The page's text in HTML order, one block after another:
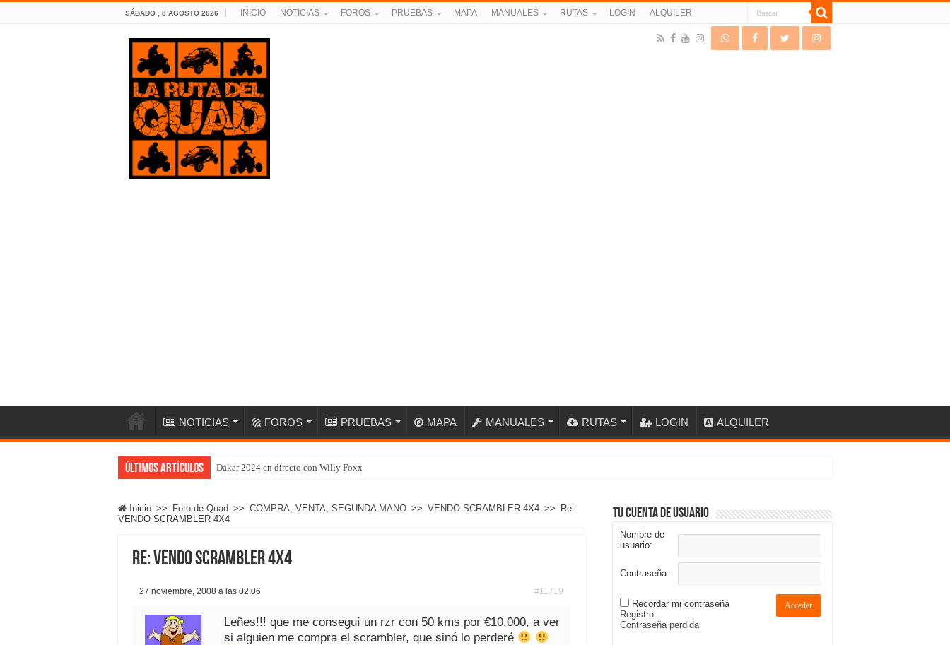
SÁBADO , 8 AGOSTO 2026 INICIO NOTICIAS FOROS PRUEBAS MAPA MANUALES RUTAS LOGIN ALQUILER
NOTICIAS FOROS PRUEBAS MAPA MANUALES RUTAS LOGIN ALQUILER
Últimos artículos Dakar 2024 en directo con Willy Foxx
Inicio >> Foro de Quad >> COMPRA, VENTA, SEGUNDA MANO >> VENDO SCRAMBLER 4X4 >>
Re:
VENDO SCRAMBLER 4X4
Re: VENDO SCRAMBLER 4X4
27 noviembre, 2008 a las 02:06 #11719
Leñes!!! que me conseguí un rzr con 50 kms por €10.000, a ver
si alguien me compra el scrambler, que sinó lo perderé
Tu cuenta de usuario
Nombre de
usuario:
Contraseña:
Recordar mi contraseña Acceder
Registro
Contraseña perdida